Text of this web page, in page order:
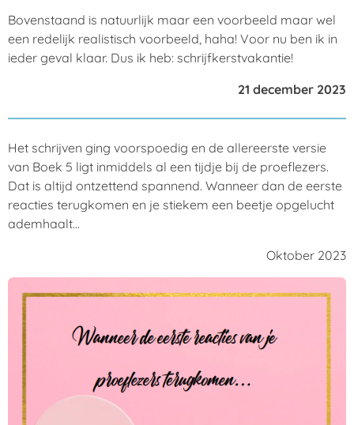
Bovenstaand is natuurlijk maar een voorbeeld maar wel
een redelijk realistisch voorbeeld, haha! Voor nu ben ik in
ieder geval klaar. Dus ik heb: schrijfkerstvakantie!
21 december 2023
Het schrijven ging voorspoedig en de allereerste versie
van Boek 5 ligt inmiddels al een tijdje bij de proeflezers.
Dat is altijd ontzettend spannend. Wanneer dan de eerste
reacties terugkomen en je stiekem een beetje opgelucht
ademhaalt...
Oktober 2023